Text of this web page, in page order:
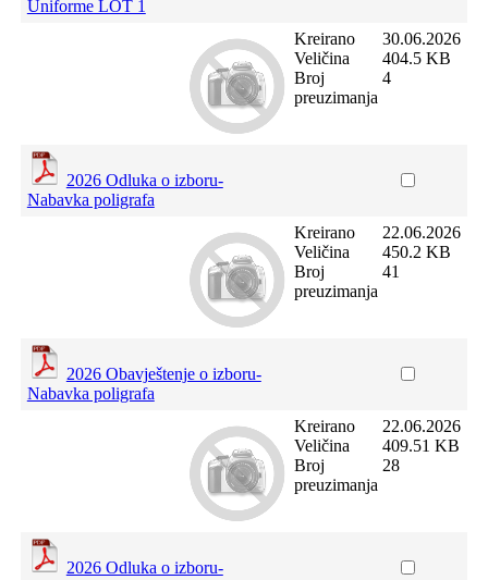
Uniforme LOT 1
Kreirano
Veličina
Broj
preuzimanja
30.06.2026
404.5 KB
4
2026 Odluka o izboru-
Nabavka poligrafa
Kreirano
Veličina
Broj
preuzimanja
22.06.2026
450.2 KB
41
2026 Obavještenje o izboru-
Nabavka poligrafa
Kreirano
Veličina
Broj
preuzimanja
22.06.2026
409.51 KB
28
2026 Odluka o izboru-